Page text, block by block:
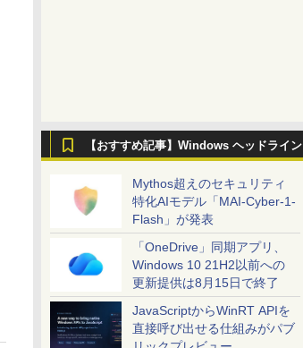
【おすすめ記事】Windows ヘッドライン
Mythos超えのセキュリティ
特化AIモデル「MAI-Cyber-1-
Flash」が発表
「OneDrive」同期アプリ、
Windows 10 21H2以前への
更新提供は8月15日で終了
JavaScriptからWinRT APIを
直接呼び出せる仕組みがパブ